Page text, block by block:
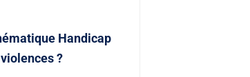
Handicap
?